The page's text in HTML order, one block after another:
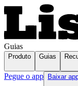
Guias
Produto Guias
Pegue o app Baixar